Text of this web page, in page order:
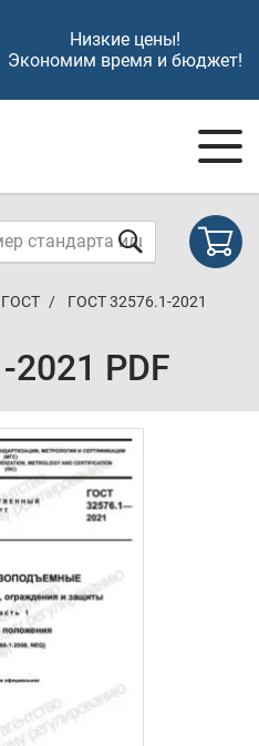
Низкие цены!
Экономим время и бюджет!
ГОСТ ГОСТ 32576.1-2021
PDF